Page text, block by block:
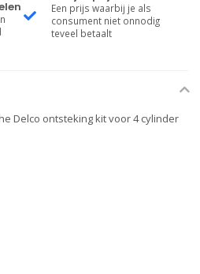
Een prijs waarbij je als
consument niet onnodig
teveel betaalt
Delco ontsteking kit voor 4 cylinder